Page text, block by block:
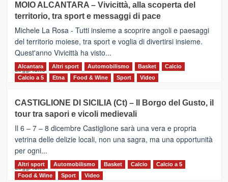
Torna
la
Supermaratona
dell’Etna
MOIO ALCANTARA – Vivicittà, alla scoperta del
territorio, tra sport e messaggi di pace
Michele La Rosa - Tutti insieme a scoprire angoli e paesaggi
del territorio moiese, tra sport e voglia di divertirsi insieme.
Quest'anno Vivicittà ha visto...
Leggi tutto Leggi
MOIO
ALCANTARA
–
Vivicittà,
alla
scoperta
del
territorio,
Alcantara Altri sport Automobilismo Basket
Calcio
Calcio a 5
Etna Food & Wine Sport Video
CASTIGLIONE DI SICILIA (Ct) – Il Borgo del Gusto, il
tour tra sapori e vicoli medievali
Il 6 – 7 – 8 dicembre Castiglione sarà una vera e propria
vetrina delle delizie locali, non una sagra, ma una opportunità
per ogni...
Leggi tuttoLeggi
di
Altri sport Automobilismo Basket Calcio
Calcio a 5
Food & Wine
Sport Video